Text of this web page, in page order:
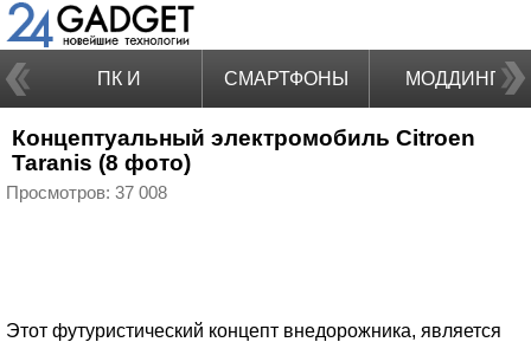
ПК И
НОУТБУКИ
СМАРТФОНЫ МОДДИНГ
Концептуальный электромобиль Citroen
Taranis (8 фото)
Просмотров: 37 008
Этот футуристический концепт внедорожника, является